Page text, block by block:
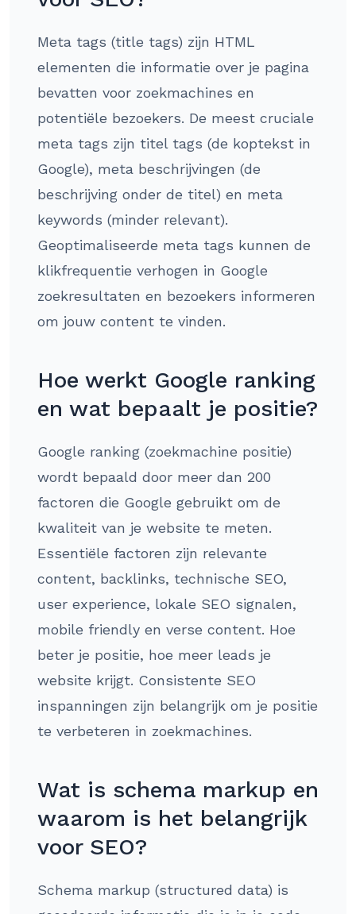
Meta tags (title tags) zijn HTML
elementen die informatie over je pagina
bevatten voor zoekmachines en
potentiële bezoekers. De meest cruciale
meta tags zijn titel tags (de koptekst in
Google), meta beschrijvingen (de
beschrijving onder de titel) en meta
keywords (minder relevant).
Geoptimaliseerde meta tags kunnen de
klikfrequentie verhogen in Google
zoekresultaten en bezoekers informeren
om jouw content te vinden.
Hoe werkt Google ranking
en wat bepaalt je positie?
Google ranking (zoekmachine positie)
wordt bepaald door meer dan 200
factoren die Google gebruikt om de
kwaliteit van je website te meten.
Essentiële factoren zijn relevante
content, backlinks, technische SEO,
user experience, lokale SEO signalen,
mobile friendly en verse content. Hoe
beter je positie, hoe meer leads je
website krijgt. Consistente SEO
inspanningen zijn belangrijk om je positie
te verbeteren in zoekmachines.
Wat is schema markup en
waarom is het belangrijk
voor SEO?
Schema markup (structured data) is